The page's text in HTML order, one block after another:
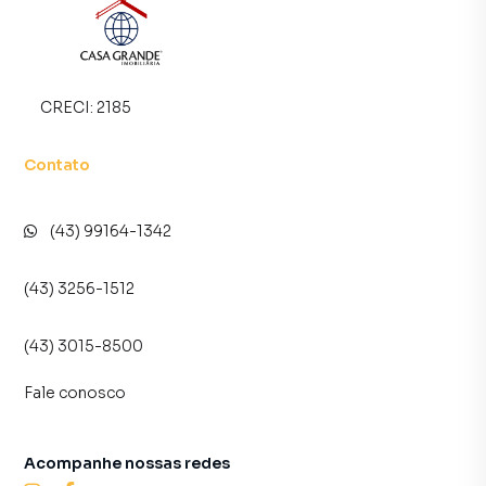
ÁREA INTERNA
• 01 suíte
• Cozinha
• Planta funcional e bem aproveitada
• Excelente opção para moradia ou investimento
CRECI: 2185
Contato
(43) 99164-1342
(43) 3256-1512
(43) 3015-8500
Fale conosco
Acompanhe nossas redes